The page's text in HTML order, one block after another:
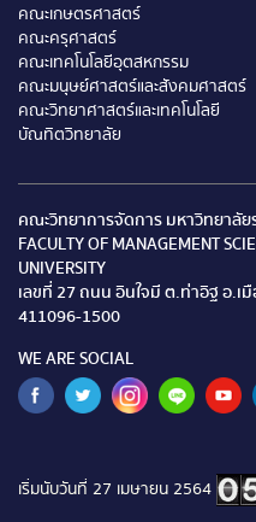
คณะเกษตรศาสตร์
คณะครุศาสตร์
คณะเทคโนโลยีอุตสหกรรม
คณะมนุษย์ศาสตร์และสังคมศาสตร์
คณะวิทยาศาสตร์และเทคโนโลยี
บัณทิตวิทยาลัย
คณะวิทยาการจัดการ มหาวิทยาลั
FACULTY OF MANAGEMENT
UNIVERSITY
เลขที่ 27 ถนน อินใจมี ต.ท่าอิฐ อ.เ
411096-1500
WE ARE SOCIAL
เริ่มนับวันที่ 27 เมษายน 2564